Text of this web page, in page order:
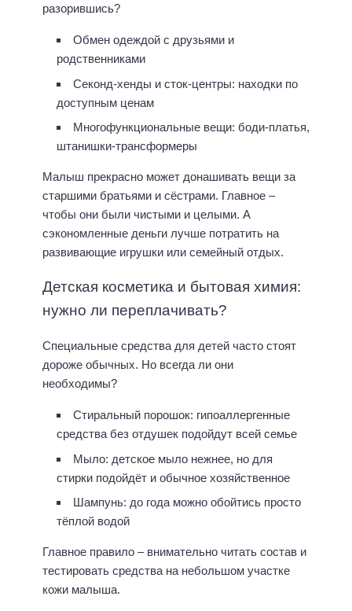
разорившись?
Обмен одеждой с друзьями и
родственниками
Секонд-хенды и сток-центры: находки по
доступным ценам
Многофункциональные вещи: боди-платья,
штанишки-трансформеры
Малыш прекрасно может донашивать вещи за
старшими братьями и сёстрами. Главное –
чтобы они были чистыми и целыми. А
сэкономленные деньги лучше потратить на
развивающие игрушки или семейный отдых.
Детская косметика и бытовая химия:
нужно ли переплачивать?
Специальные средства для детей часто стоят
дороже обычных. Но всегда ли они
необходимы?
Стиральный порошок: гипоаллергенные
средства без отдушек подойдут всей семье
Мыло: детское мыло нежнее, но для
стирки подойдёт и обычное хозяйственное
Шампунь: до года можно обойтись просто
тёплой водой
Главное правило – внимательно читать состав и
тестировать средства на небольшом участке
кожи малыша.